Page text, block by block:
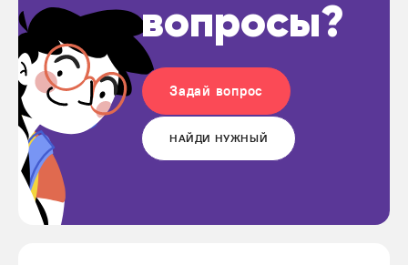
вопросы?
Задай вопрос
НАЙДИ НУЖНЫЙ